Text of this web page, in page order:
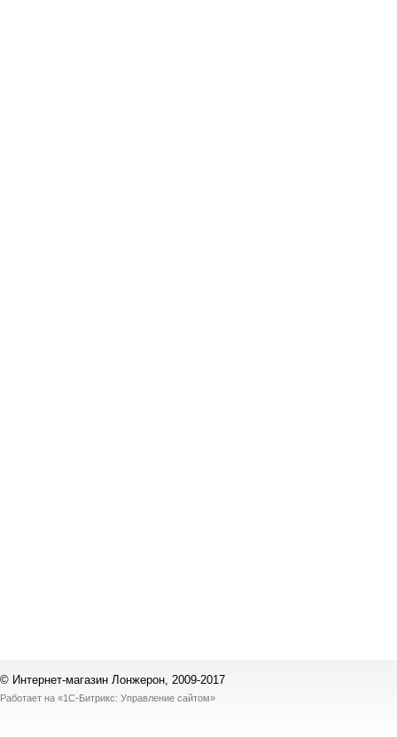
© Интернет-магазин Лонжерон, 2009-2017
Работает на «1С-Битрикс: Управление сайтом»